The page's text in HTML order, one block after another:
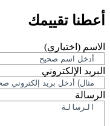
أعطنا تقييمك
الاسم (اختياري)
البريد الإلكتروني
الرسالة